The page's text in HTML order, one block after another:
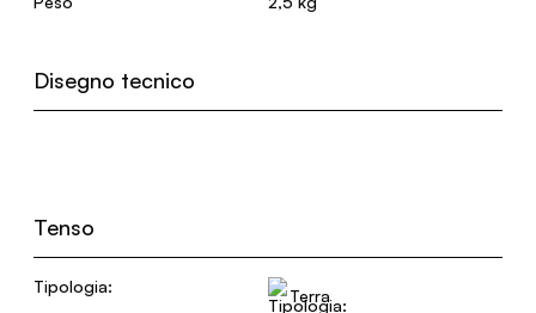
Disegno tecnico
Tenso
Tipologia:
Terra